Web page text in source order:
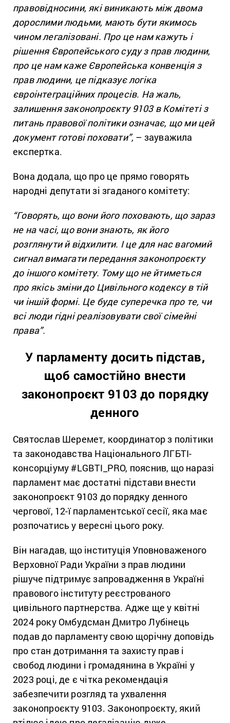
правовідносини, які виникають між двома
дорослими людьми, мають бути якимось
чином легалізовані. Про це нам кажуть і
рішення Європейського суду з прав людини,
про це нам каже Європейська конвенція з
прав людини, це підказує логіка
євроінтеграційних процесів. На жаль,
залишення законопроєкту 9103 в Комітеті з
питань правової політики означає, що ми цей
документ готові поховати”, – зауважила
експертка.
Вона додала, що про це прямо говорять
народні депутати зі згаданого комітету:
“Говорять, що вони його поховають, що зараз
не на часі, що вони знають, як його
розглянути й відхилити. І це для нас вагомий
сигнал вимагати передання законопроєкту
до іншого комітету. Тому що не йтиметься
про якісь зміни до Цивільного кодексу в тій
чи іншій формі. Це буде суперечка про те, чи
всі люди гідні реалізовувати свої сімейні
права”.
У парламенту досить підстав,
щоб самостійно внести
законопроєкт 9103 до порядку
денного
Святослав Шеремет, координатор з політики
та законодавства Національного ЛГБТІ-
консорціуму #LGBTI_PRO, пояснив, що наразі
парламент має достатні підстави внести
законопроєкт 9103 до порядку денного
чергової, 12-ї парламентської сесії, яка має
розпочатись у вересні цього року.
Він нагадав, що інституція Уповноваженого
Верховної Ради України з прав людини
рішуче підтримує запровадження в Україні
правового інституту реєстрованого
цивільного партнерства. Адже ще у квітні
2024 року Омбудсман Дмитро Лубінець
подав до парламенту свою щорічну доповідь
про стан дотримання та захисту прав і
свобод людини і громадянина в Україні у
2023 році, де є чітка рекомендація
забезпечити розгляд та ухвалення
законопроєкту 9103. Законопроєкту, який